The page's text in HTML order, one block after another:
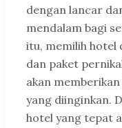
dengan lancar
mendalam bagi
itu, memilih hotel
dan paket
akan
yang diinginkan.
hotel yang tepat